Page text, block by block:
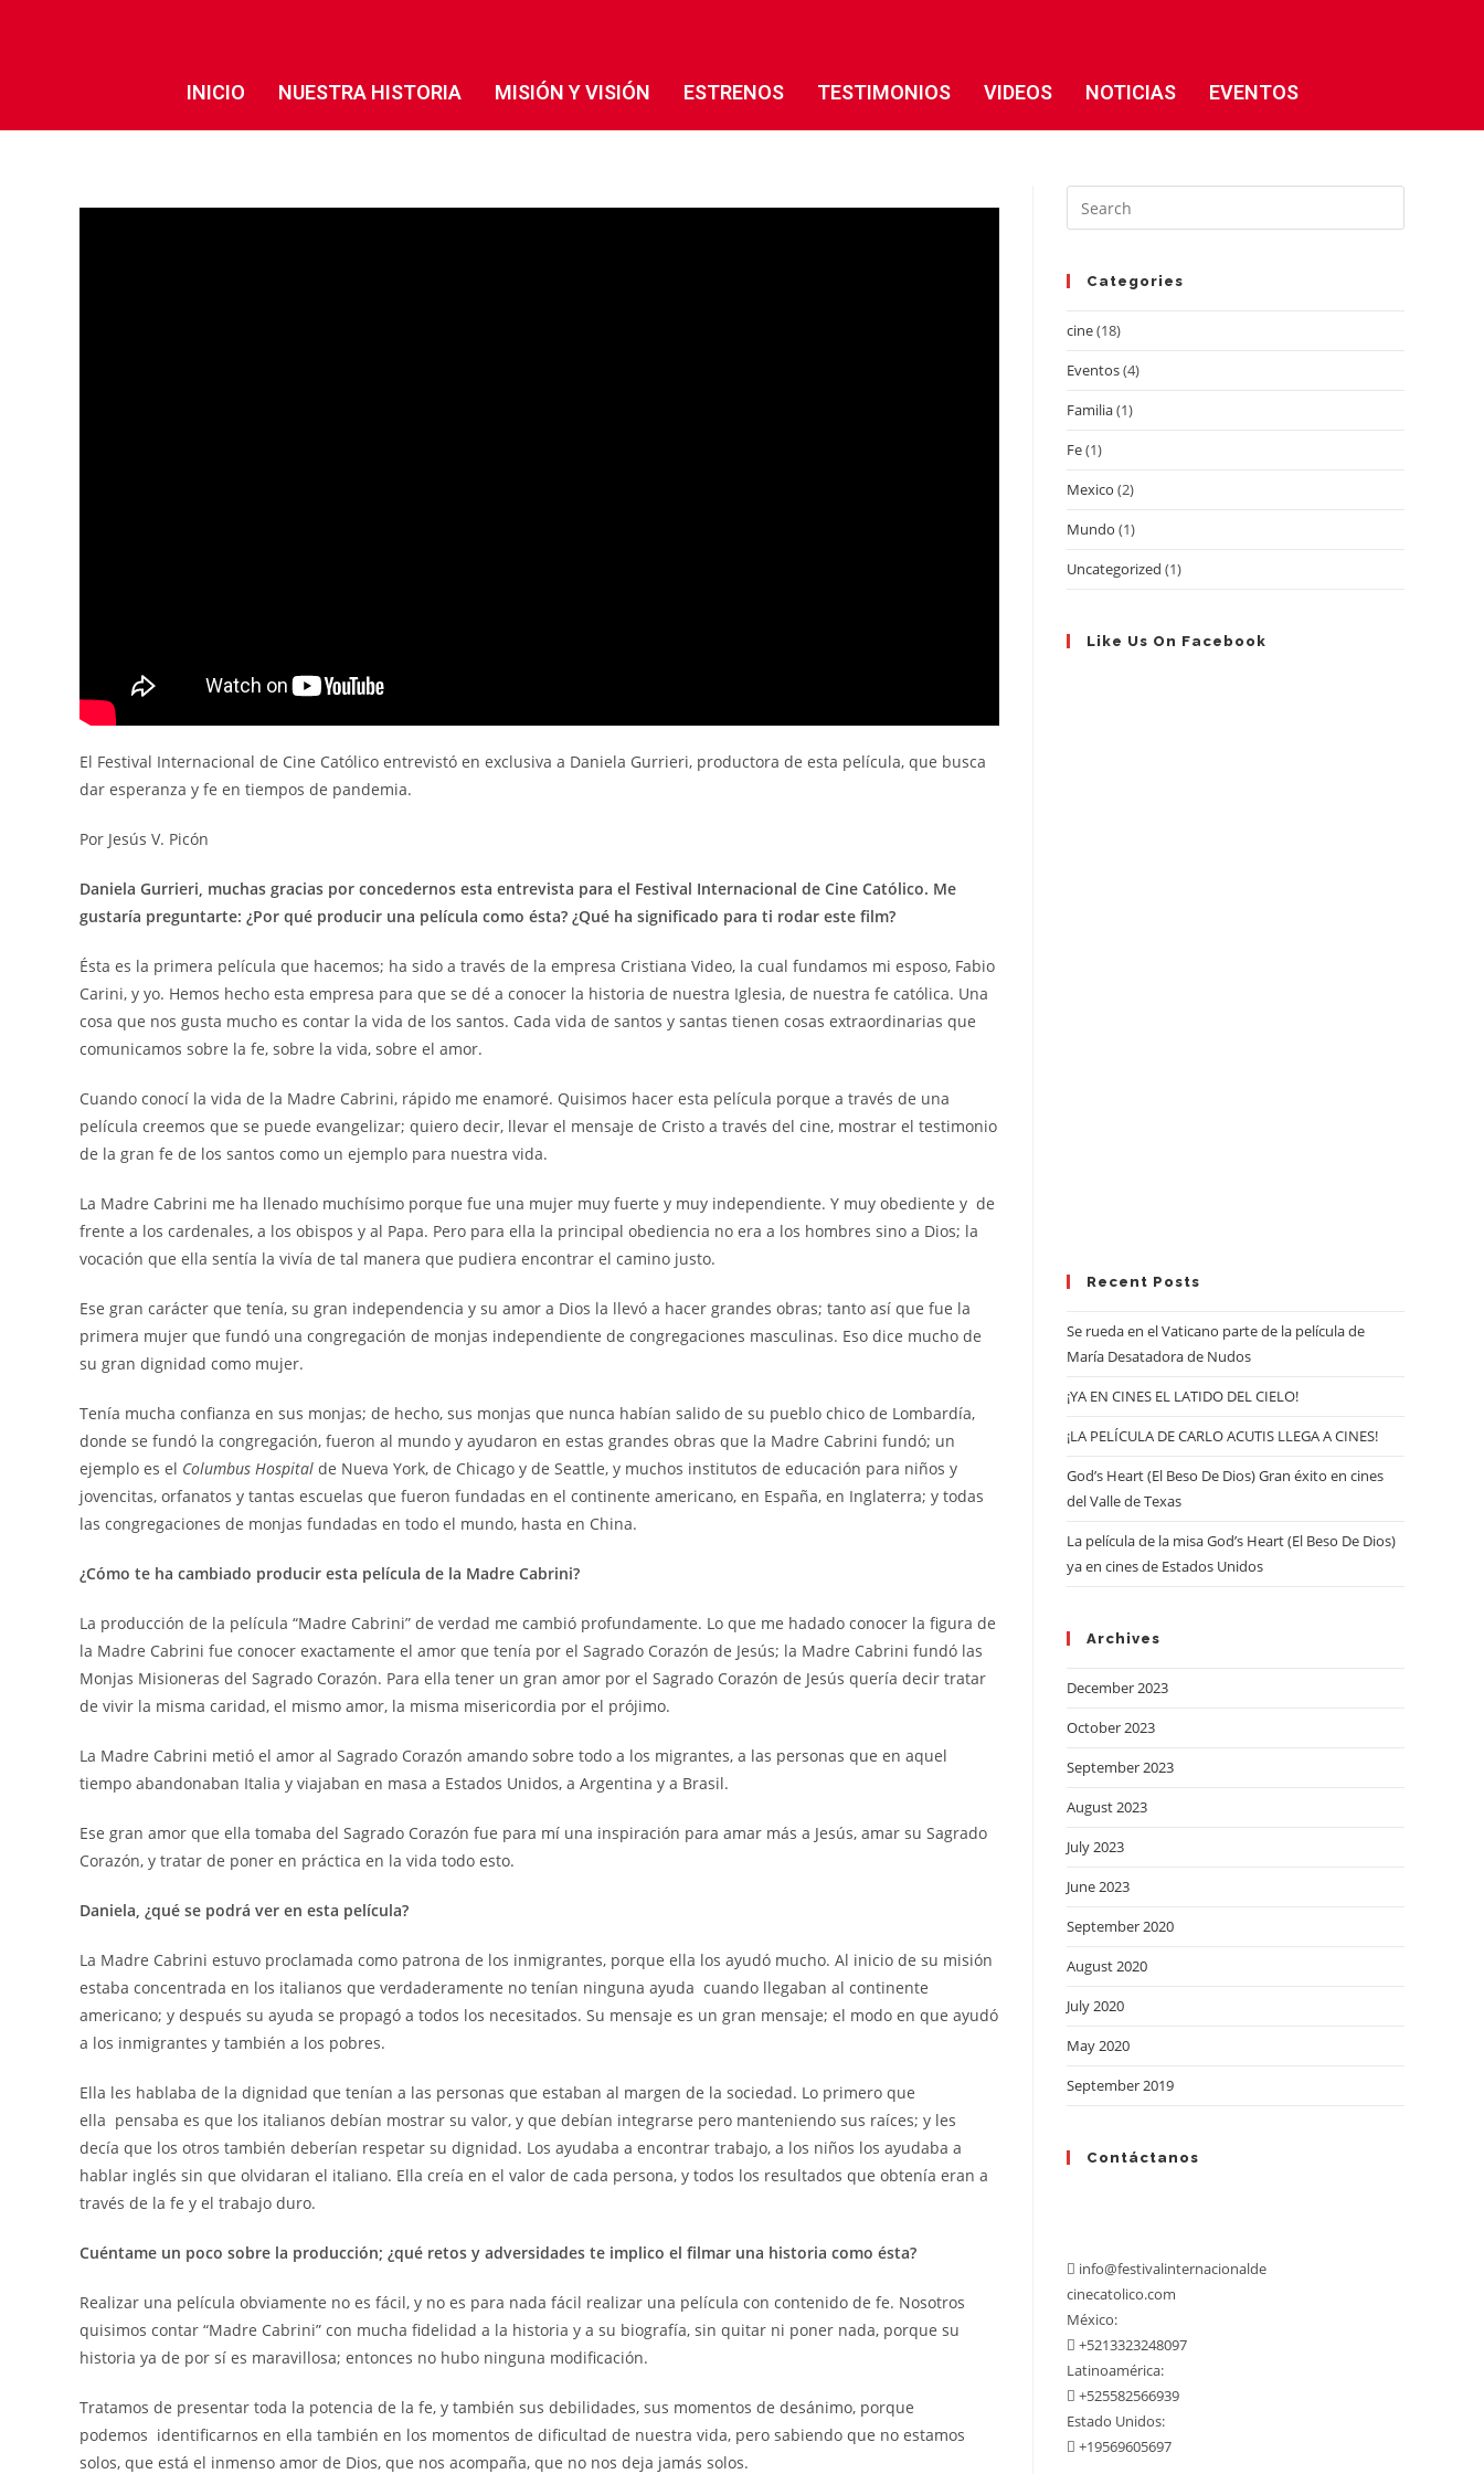
INICIO NUESTRA HISTORIA MISIÓN Y VISIÓN ESTRENOS TESTIMONIOS VIDEOS NOTICIAS EVENTOS
El Festival Internacional de Cine Católico entrevistó en exclusiva a Daniela Gurrieri, productora de esta película, que busca
dar esperanza y fe en tiempos de pandemia.
Por Jesús V. Picón
Daniela Gurrieri, muchas gracias por concedernos esta entrevista para el Festival Internacional de Cine Católico. Me
gustaría preguntarte: ¿Por qué producir una película como ésta? ¿Qué ha significado para ti rodar este film?
Ésta es la primera película que hacemos; ha sido a través de la empresa Cristiana Video, la cual fundamos mi esposo, Fabio
Carini, y yo. Hemos hecho esta empresa para que se dé a conocer la historia de nuestra Iglesia, de nuestra fe católica. Una
cosa que nos gusta mucho es contar la vida de los santos. Cada vida de santos y santas tienen cosas extraordinarias que
comunicamos sobre la fe, sobre la vida, sobre el amor.
Cuando conocí la vida de la Madre Cabrini, rápido me enamoré. Quisimos hacer esta película porque a través de una
película creemos que se puede evangelizar; quiero decir, llevar el mensaje de Cristo a través del cine, mostrar el testimonio
de la gran fe de los santos como un ejemplo para nuestra vida.
La Madre Cabrini me ha llenado muchísimo porque fue una mujer muy fuerte y muy independiente. Y muy obediente y de
frente a los cardenales, a los obispos y al Papa. Pero para ella la principal obediencia no era a los hombres sino a Dios; la
vocación que ella sentía la vivía de tal manera que pudiera encontrar el camino justo.
Ese gran carácter que tenía, su gran independencia y su amor a Dios la llevó a hacer grandes obras; tanto así que fue la
primera mujer que fundó una congregación de monjas independiente de congregaciones masculinas. Eso dice mucho de
su gran dignidad como mujer.
Tenía mucha confianza en sus monjas; de hecho, sus monjas que nunca habían salido de su pueblo chico de Lombardía,
donde se fundó la congregación, fueron al mundo y ayudaron en estas grandes obras que la Madre Cabrini fundó; un
ejemplo es el Columbus Hospital de Nueva York, de Chicago y de Seattle, y muchos institutos de educación para niños y
jovencitas, orfanatos y tantas escuelas que fueron fundadas en el continente americano, en España, en Inglaterra; y todas
las congregaciones de monjas fundadas en todo el mundo, hasta en China.
¿Cómo te ha cambiado producir esta película de la Madre Cabrini?
La producción de la película “Madre Cabrini” de verdad me cambió profundamente. Lo que me hadado conocer la figura de
la Madre Cabrini fue conocer exactamente el amor que tenía por el Sagrado Corazón de Jesús; la Madre Cabrini fundó las
Monjas Misioneras del Sagrado Corazón. Para ella tener un gran amor por el Sagrado Corazón de Jesús quería decir tratar
de vivir la misma caridad, el mismo amor, la misma misericordia por el prójimo.
La Madre Cabrini metió el amor al Sagrado Corazón amando sobre todo a los migrantes, a las personas que en aquel
tiempo abandonaban Italia y viajaban en masa a Estados Unidos, a Argentina y a Brasil.
Ese gran amor que ella tomaba del Sagrado Corazón fue para mí una inspiración para amar más a Jesús, amar su Sagrado
Corazón, y tratar de poner en práctica en la vida todo esto.
Daniela, ¿qué se podrá ver en esta película?
La Madre Cabrini estuvo proclamada como patrona de los inmigrantes, porque ella los ayudó mucho. Al inicio de su misión
estaba concentrada en los italianos que verdaderamente no tenían ninguna ayuda cuando llegaban al continente
americano; y después su ayuda se propagó a todos los necesitados. Su mensaje es un gran mensaje; el modo en que ayudó
a los inmigrantes y también a los pobres.
Ella les hablaba de la dignidad que tenían a las personas que estaban al margen de la sociedad. Lo primero que
ella pensaba es que los italianos debían mostrar su valor, y que debían integrarse pero manteniendo sus raíces; y les
decía que los otros también deberían respetar su dignidad. Los ayudaba a encontrar trabajo, a los niños los ayudaba a
hablar inglés sin que olvidaran el italiano. Ella creía en el valor de cada persona, y todos los resultados que obtenía eran a
través de la fe y el trabajo duro.
Cuéntame un poco sobre la producción; ¿qué retos y adversidades te implico el filmar una historia como ésta?
Realizar una película obviamente no es fácil, y no es para nada fácil realizar una película con contenido de fe. Nosotros
quisimos contar “Madre Cabrini” con mucha fidelidad a la historia y a su biografía, sin quitar ni poner nada, porque su
historia ya de por sí es maravillosa; entonces no hubo ninguna modificación.
Tratamos de presentar toda la potencia de la fe, y también sus debilidades, sus momentos de desánimo, porque
podemos identificarnos en ella también en los momentos de dificultad de nuestra vida, pero sabiendo que no estamos
solos, que está el inmenso amor de Dios, que nos acompaña, que no nos deja jamás solos.
Categories
cine(18)
Eventos(4)
Familia(1)
Fe(1)
Mexico (2)
Mundo (1)
Uncategorized (1)
Like Us On Facebook
Recent Posts
Se rueda en el Vaticano parte de la película de
María Desatadora de Nudos
¡YA EN CINES EL LATIDO DEL CIELO!
¡LA PELÍCULA DE CARLO ACUTIS LLEGA A CINES!
God’s Heart (El Beso De Dios) Gran éxito en cines
del Valle de Texas
La película de la misa God’s Heart (El Beso De Dios)
ya en cines de Estados Unidos
Archives
December 2023
October 2023
September 2023
August 2023
July 2023
June 2023
September 2020
August 2020
July 2020
May 2020
September 2019
Contáctanos
info@festivalinternacionalde
cinecatolico.com
México:
+5213323248097
Latinoamérica:
+525582566939
Estado Unidos:
+19569605697